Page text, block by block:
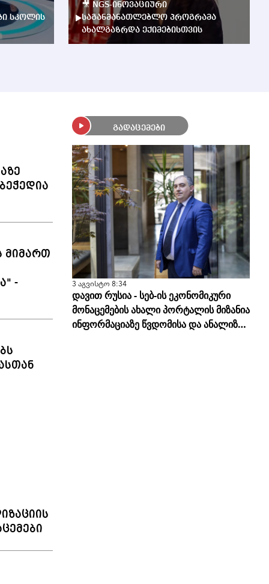
სკოლის
🎥 NGS-ინოვაციური
საგანმანათლებლო პროგრამა
ახალგაზრდა ექიმებისთვის
მიმართ
-
გადაცემები
3 აგვისტო 8:34
დავით რუსია - სებ-ის ეკონომიკური
მონაცემების ახალი პორტალის მიზანია
ინფორმაციაზე წვდომისა და ანალიზის